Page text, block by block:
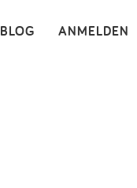
ANMELDEN
BLOG ×